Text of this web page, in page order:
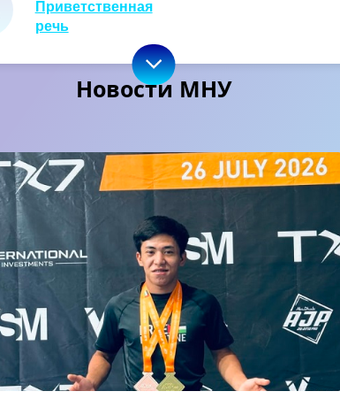
Приветственная
речь
Новости МНУ